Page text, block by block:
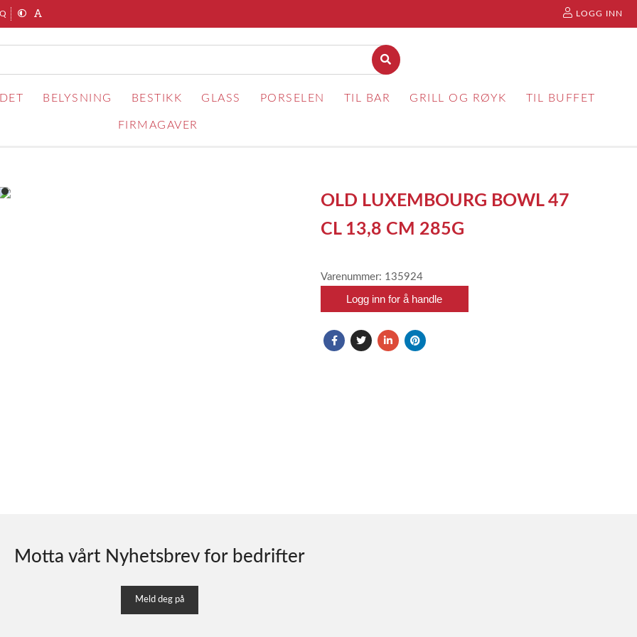
LOGG INN
BELYSNING BESTIKK GLASS PORSELEN TIL BAR GRILL OG RØYK TIL BUFFET
FIRMAGAVER
item
OLD LUXEMBOURG BOWL 47
CL 13,8 CM 285G
Varenummer: 135924
Logg inn for å handle
Motta vårt Nyhetsbrev for bedrifter
Meld deg på